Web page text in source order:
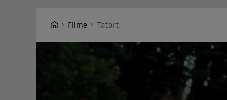
Filme Tatort